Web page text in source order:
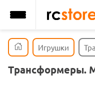
Игрушки
Трансформеры.